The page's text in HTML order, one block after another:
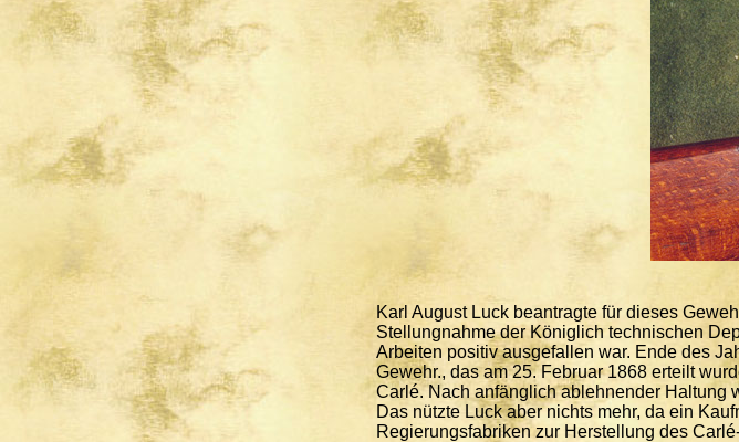
Karl August Luck beantragte für dieses
Stellungnahme der Königlich technischen
Arbeiten positiv ausgefallen war. Ende des
Gewehr., das am 25. Februar 1868 erteilt
Carlé. Nach anfänglich ablehnender Haltung
Das nützte Luck aber nichts mehr, da ein
Regierungsfabriken zur Herstellung des